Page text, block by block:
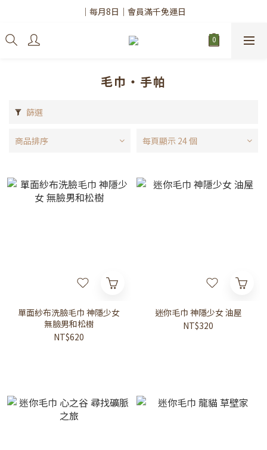
✨註冊會員請務必填寫「真實姓名」
｜每月8日｜會員滿千免運日
✨註冊會員請務必填寫「真實姓名」
毛巾・手帕
篩選
商品排序 每頁顯示 24 個
單面紗布洗臉毛巾 神隱少女
無臉男和松樹
NT$620
迷你毛巾 神隱少女 油屋
NT$320